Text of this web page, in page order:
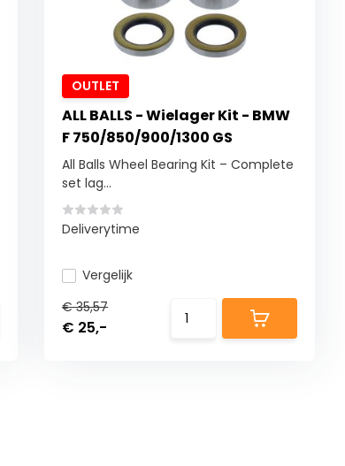
OUTLET
ALL BALLS - Wielager Kit - BMW
F 750/850/900/1300 GS
All Balls Wheel Bearing Kit – Complete
set lag...
Deliverytime
Vergelijk
€ 35,57
€ 25,-